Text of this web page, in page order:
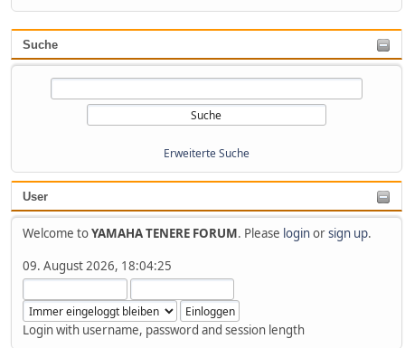
Suche
Erweiterte Suche
User
Welcome toYAMAHA TENERE FORUM. Please loginorsign up.
09. August 2026, 18:04:25
Login with username, password and session length